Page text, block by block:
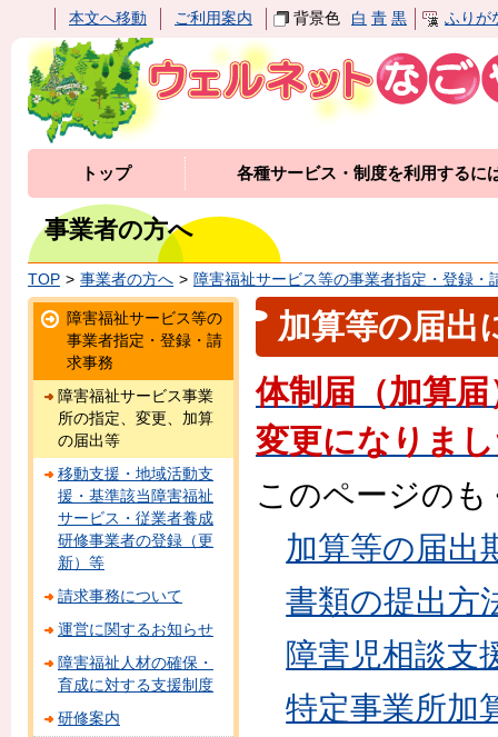
本文へ移動 ご利用案内 背景色 白 青 黒 ふりが
トップ 各種サービス・制度を利用するに
事業者の方へ
TOP 事業者の方へ 障害福祉サービス等の事業者指定・登録・
加算等の届出
体制届（加算
変更になりま
このページのも
加算等の届出
書類の提出方
障害児相談支
特定事業所加
障害福祉サービス等の
事業者指定・登録・請
求事務
障害福祉サービス事業
所の指定、変更、加算
の届出等
移動支援・地域活動支
援・基準該当障害福祉
サービス・従業者養成
研修事業者の登録（更
新）等
請求事務について
運営に関するお知らせ
障害福祉人材の確保・
育成に対する支援制度
研修案内